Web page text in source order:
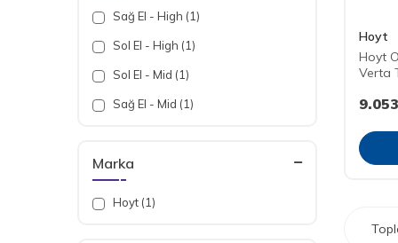
Kabza
Kiriş Çizgi Ayar Cetveli
Nişangah Bağlantı Bloğu
Nişangah Kafa Bloğu
Nişangah Pin Topuzu
Sağ El - High (1)
Sol El - High (1)
Sol El - Mid (1)
Sağ El - Mid (1)
Marka
Hoyt (1)
Hoyt
Hoyt
Verta